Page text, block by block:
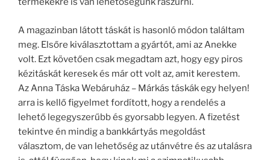
A magazinban látott táskát is hasonló módon találtam
meg. Elsőre kiválasztottam a gyártót, ami az Anekke
volt. Ezt követően csak megadtam azt, hogy egy piros
kézitáskát keresek és már ott volt az, amit kerestem.
Az Anna Táska Webáruház – Márkás táskák egy helyen!
arra is kellő figyelmet fordított, hogy a rendelés a
lehető legegyszerűbb és gyorsabb legyen. A fizetést
tekintve én mindig a bankkártyás megoldást
választom, de van lehetőség az utánvétre és az utalásra